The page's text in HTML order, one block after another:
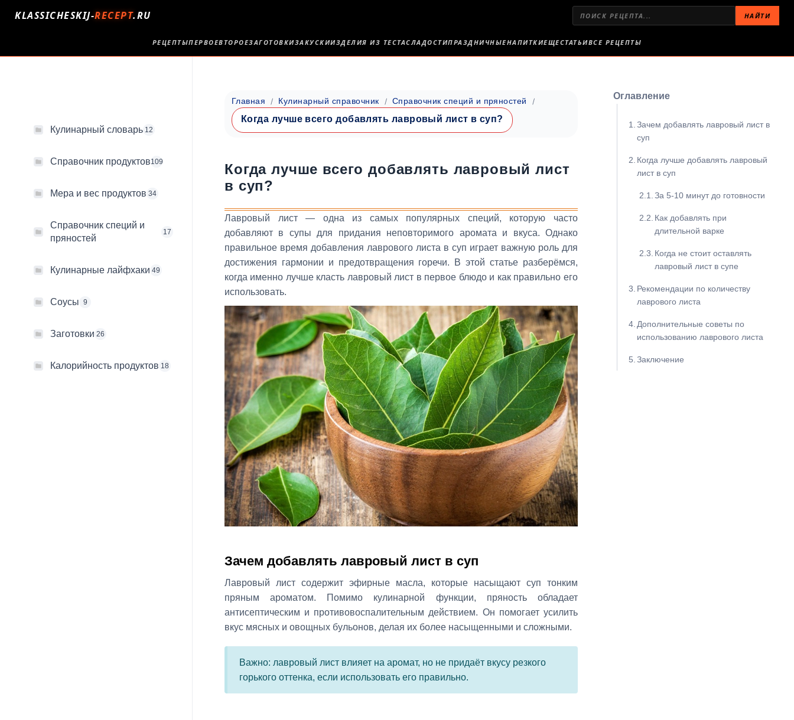
KLASSICHESKIJ-RECEPT.RU НАЙТИ
РЕЦЕПТЫПЕРВОЕВТОРОЕЗАГОТОВКИЗАКУСКИИЗДЕЛИЯ ИЗ ТЕСТАСЛАДОСТИПРАЗДНИЧНЫЕНАПИТКИЕЩЕСТАТЬИВСЕ РЕЦЕПТЫ
Кулинарный словарь 12
Справочник продуктов109
Мера и вес продуктов 34
Справочник специй и
пряностей
17
Кулинарные лайфхаки 49
Соусы 9
Заготовки 26
Калорийность продуктов 18
Главная Кулинарный справочник Справочник специй и пряностей
Когда лучше всего добавлять лавровый лист в суп?
Когда лучше всего добавлять лавровый лист
в суп?
Лавровый лист — одна из самых популярных специй, которую часто
добавляют в супы для придания неповторимого аромата и вкуса. Однако
правильное время добавления лаврового листа в суп играет важную роль для
достижения гармонии и предотвращения горечи. В этой статье разберёмся,
когда именно лучше класть лавровый лист в первое блюдо и как правильно его
использовать.
Зачем добавлять лавровый лист в суп
Лавровый лист содержит эфирные масла, которые насыщают суп тонким
пряным ароматом. Помимо кулинарной функции, пряность обладает
антисептическим и противовоспалительным действием. Он помогает усилить
вкус мясных и овощных бульонов, делая их более насыщенными и сложными.
Важно: лавровый лист влияет на аромат, но не придаёт вкусу резкого
горького оттенка, если использовать его правильно.
Оглавление
Зачем добавлять лавровый лист в
суп
Когда лучше добавлять лавровый
лист в суп
За 5-10 минут до готовности
Как добавлять при
длительной варке
Когда не стоит оставлять
лавровый лист в супе
Рекомендации по количеству
лаврового листа
Дополнительные советы по
использованию лаврового листа
Заключение